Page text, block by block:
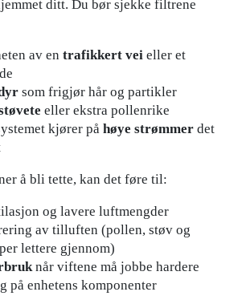
ditt. Du bør sjekke filtrene
av en trafikkert vei eller et
som frigjør hår og partikler
eller ekstra pollenrike
kjører på høye strømmer det
å bli tette, kan det føre til:
og lavere luftmengder
av tilluften (pollen, støv og
lettere gjennom)
når viftene må jobbe hardere
på enhetens komponenter